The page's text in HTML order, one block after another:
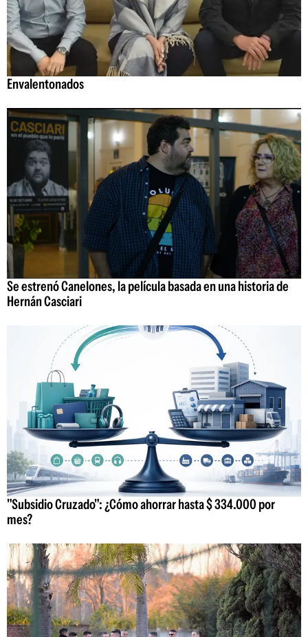
Envalentonados
Se estrenó Canelones, la película basada en una historia de
Hernán Casciari
"Subsidio Cruzado": ¿Cómo ahorrar hasta $ 334.000 por
mes?